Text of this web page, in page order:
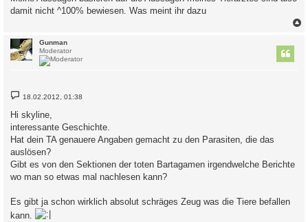
damit nicht ^100% bewiesen. Was meint ihr dazu
Gunman
Moderator
B
e
t
r
g
18.02.2012, 01:38
Hi skyline,
interessante Geschichte.
Hat dein TA genauere Angaben gemacht zu den Parasiten, die das
auslösen?
Gibt es von den Sektionen der toten Bartagamen irgendwelche Berichte
wo man so etwas mal nachlesen kann?
Es gibt ja schon wirklich absolut schräges Zeug was die Tiere befallen
kann.